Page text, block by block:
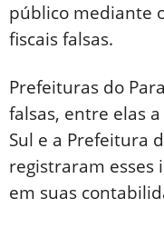
público mediante
fiscais falsas.
Prefeituras do
falsas, entre elas
Sul e a Prefeitura
registraram esses
em suas